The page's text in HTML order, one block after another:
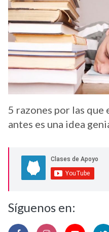
5 razones por las que
antes es una idea
Síguenos en: